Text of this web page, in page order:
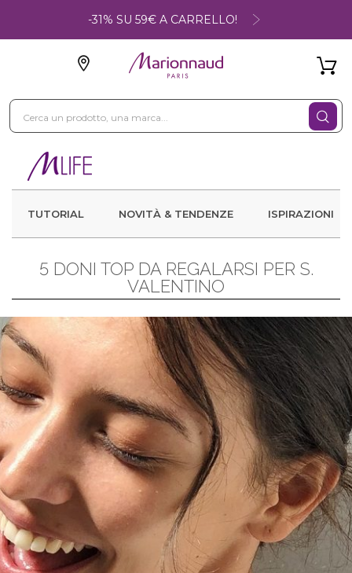
-31% SU 59€ A CARRELLO!
TUTORIAL NOVITÀ & TENDENZE ISPIRAZIONI
5 DONI TOP DA REGALARSI PER S.
VALENTINO